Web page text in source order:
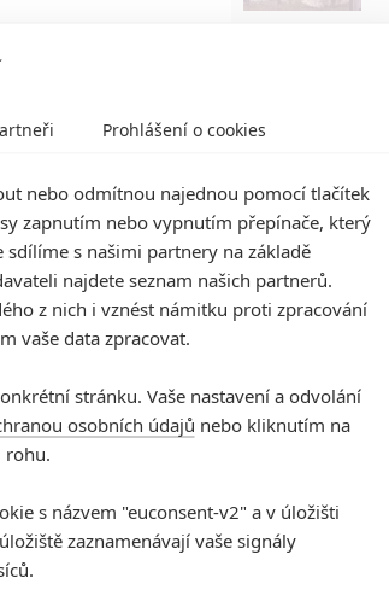
6
8
POSLEDNÍ
Marvel nečekaně
pokračování
433
Prohlášení o cookies
nebo odmítnou najednou pomocí tlačítek
zapnutím nebo vypnutím přepínače, který
s našimi partnery na základě
najdete seznam našich partnerů.
z nich i vznést námitku proti zpracování
vaše data zpracovat.
stránku. Vaše nastavení a odvolání
osobních údajů nebo kliknutím na
rohu.
s názvem "euconsent-v2" a v úložišti
zaznamenávají vaše signály